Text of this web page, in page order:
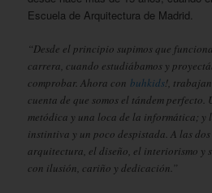
Escuela de Arquitectura de Madrid.
“Desde el principio supimos que
carrera, cuando estudiábamos y
comprobar. Ahora conbuhkids!,
cuenta de que somos el tándem perfecto.
metódica y una loca de la informática; y
instintiva y un poco despistada. A las
arquitectura, el diseño, el interiorismo y
con ilusión, cariño y dedicación.”